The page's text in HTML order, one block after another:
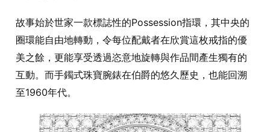
故事始於世家一款標誌性的Possession指環，其中央的
圈環能自由地轉動，令每位配戴者在欣賞這枚戒指的優
美之餘，更能享受透過恣意地旋轉與作品間產生獨有的
互動。而手鐲式珠寶腕錶在伯爵的悠久歷史，也能回溯
至1960年代。